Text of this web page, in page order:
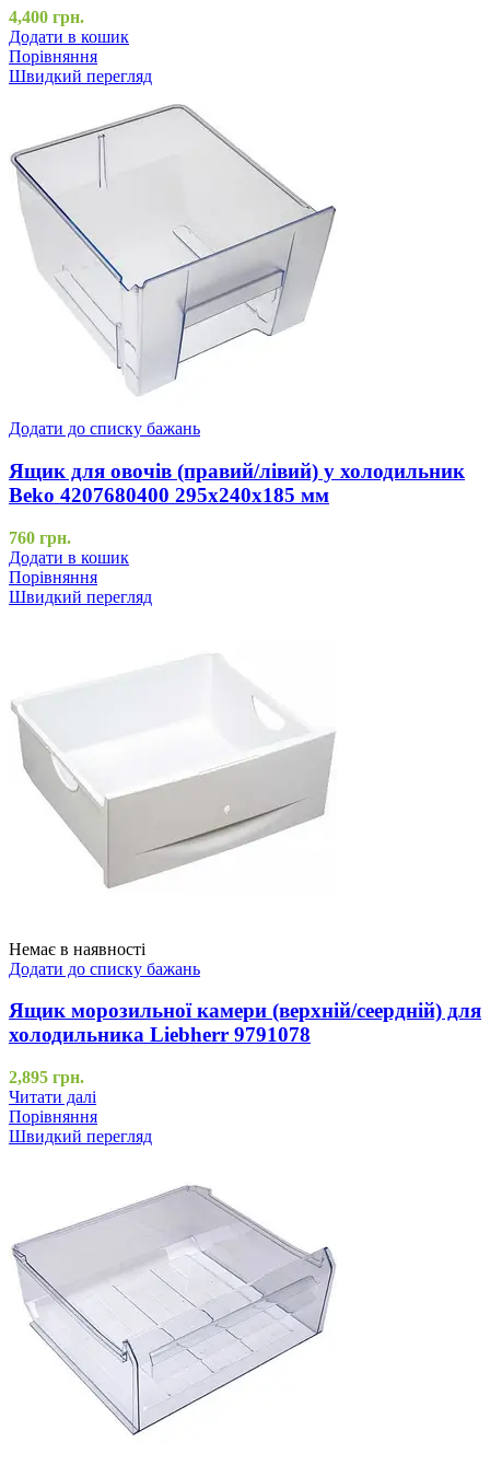
4,400 грн.
Додати в кошик
Порівняння
Швидкий перегляд
Додати до списку бажань
Ящик для овочів (правий/лівий) у холодильник
Beko 4207680400 295х240х185 мм
760 грн.
Додати в кошик
Порівняння
Швидкий перегляд
Немає в наявності
Додати до списку бажань
Ящик морозильної камери (верхній/сеердній) для
холодильника Liebherr 9791078
2,895 грн.
Читати далі
Порівняння
Швидкий перегляд